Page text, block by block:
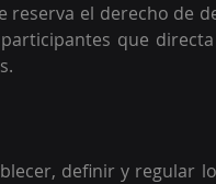
reserva el derecho de
que
definir y regular